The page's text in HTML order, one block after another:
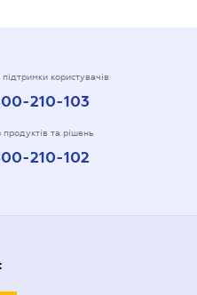
користувачів
210-103
продуктів та рішень
210-102